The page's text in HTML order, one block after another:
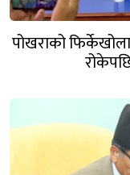
पोखराको